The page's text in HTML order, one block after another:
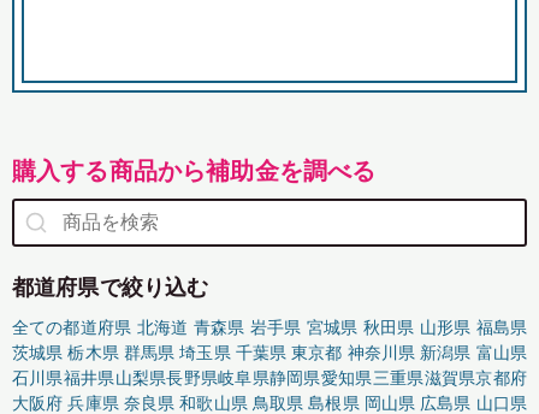
購入する商品から補助金を調べる
都道府県で絞り込む
全ての都道府県 北海道 青森県 岩手県 宮城県 秋田県 山形県 福島県
茨城県 栃木県 群馬県 埼玉県 千葉県 東京都 神奈川県 新潟県 富山県
石川県福井県山梨県長野県岐阜県静岡県愛知県三重県滋賀県京都府
大阪府 兵庫県 奈良県 和歌山県 鳥取県 島根県 岡山県 広島県 山口県